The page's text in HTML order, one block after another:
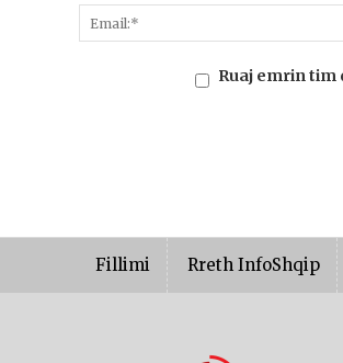
Ruaj emrin tim
Fillimi Rreth InfoShqip